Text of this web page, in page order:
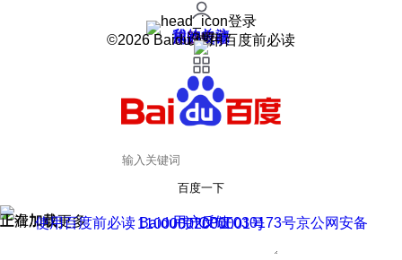
登录
我的关注
我的收藏
皮肤中心
用户反馈
设置
©2026 Baidu 使用百度前必读
百度一下
正在加载
上滑加载更多 用户反馈
使用百度前必读 Baidu 京ICP证030173号
京公网安备11000002000001号